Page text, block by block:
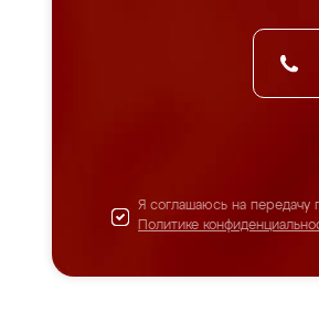
Я соглашаюсь на передачу
Политике